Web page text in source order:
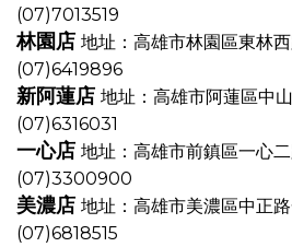
(07)7013519
林園店 地址：高雄市林園區東林
(07)6419896
新阿蓮店 地址：高雄市阿蓮區中
(07)6316031
一心店 地址：高雄市前鎮區一心
(07)3300900
美濃店 地址：高雄市美濃區中正
(07)6818515